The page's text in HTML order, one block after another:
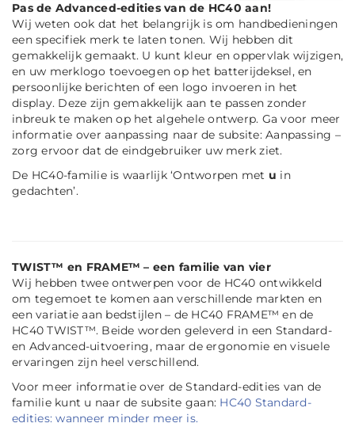
Pas de Advanced-edities van de HC40 aan!
Wij weten ook dat het belangrijk is om handbedieningen
een specifiek merk te laten tonen. Wij hebben dit
gemakkelijk gemaakt. U kunt kleur en oppervlak wijzigen,
en uw merklogo toevoegen op het batterijdeksel, en
persoonlijke berichten of een logo invoeren in het
display. Deze zijn gemakkelijk aan te passen zonder
inbreuk te maken op het algehele ontwerp. Ga voor meer
informatie over aanpassing naar de subsite: Aanpassing –
zorg ervoor dat de eindgebruiker uw merk ziet.
De HC40-familie is waarlijk ‘Ontworpen met u in
gedachten’.
TWIST™ en FRAME™ – een familie van vier
Wij hebben twee ontwerpen voor de HC40 ontwikkeld
om tegemoet te komen aan verschillende markten en
een variatie aan bedstijlen – de HC40 FRAME™ en de
HC40 TWIST™. Beide worden geleverd in een Standard-
en Advanced-uitvoering, maar de ergonomie en visuele
ervaringen zijn heel verschillend.
Voor meer informatie over de Standard-edities van de
familie kunt u naar de subsite gaan: HC40 Standard-
edities: wanneer minder meer is.